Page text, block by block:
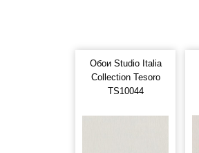
Обои Studio Italia
Collection Tesoro
TS10044